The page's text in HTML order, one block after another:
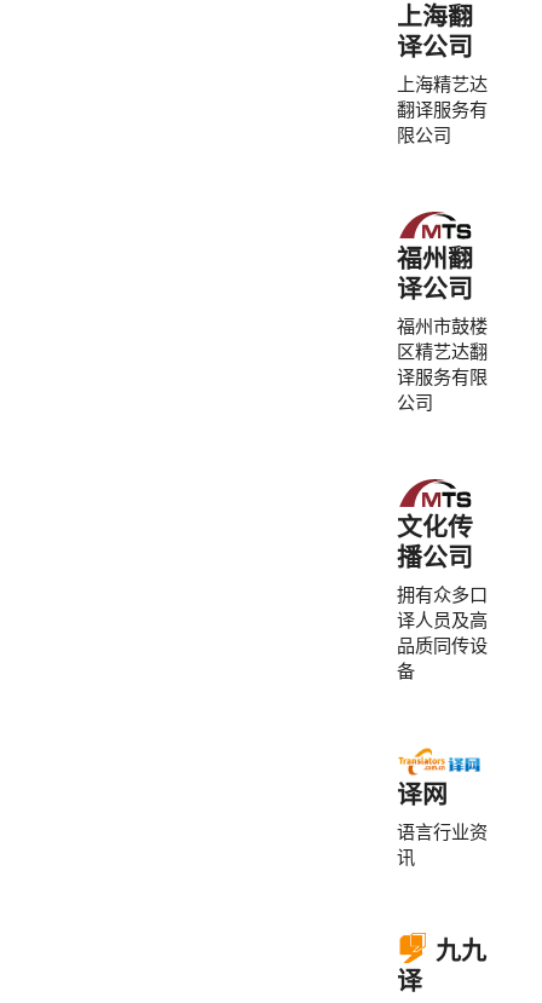
上海翻
译公司
上海精艺达
翻译服务有
限公司
福州翻
译公司
福州市鼓楼
区精艺达翻
译服务有限
公司
文化传
播公司
拥有众多口
译人员及高
品质同传设
备
译网
语言行业资
讯
九九
译